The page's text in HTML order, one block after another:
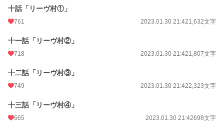
累計ポイント
十話「リーヴ村①」
761 2023.01.30 21:421,632文字
十一話「リーヴ村②」
718 2023.01.30 21:421,807文字
十二話「リーヴ村③」
749 2023.01.30 21:422,323文字
十三話「リーヴ村④」
665 2023.01.30 21:42698文字